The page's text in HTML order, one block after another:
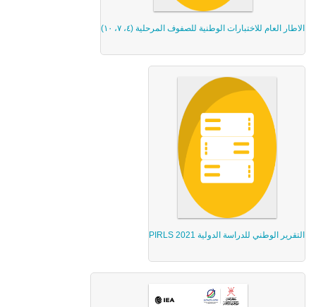
الاطار العام للاختبارات الوطنية للصفوف المرحلية (٤، ٧، ١٠)
التقرير الوطني للدراسة الدولية PIRLS 2021